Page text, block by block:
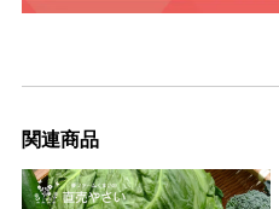
関連商品